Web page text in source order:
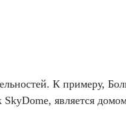
К примеру,
является